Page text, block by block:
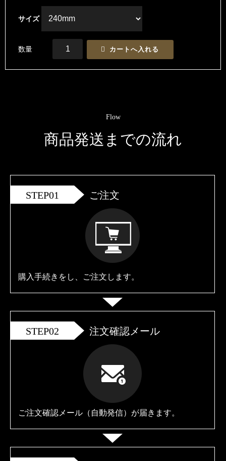
サイズ
数量
Flow
商品発送までの流れ
STEP01 ご注文
購入手続きをし、ご注文します。
STEP02 注文確認メール
ご注文確認メール（自動発信）が届きます。